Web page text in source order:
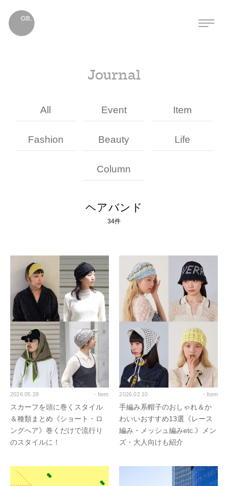
Journal
All Event Item
Fashion Beauty Life
Column
ヘアバンド
34件
2026.05.28 - Item
スカーフを頭に巻くスタイル
＆種類まとめ《ショート・ロ
ングへア》巻くだけで流行り
のスタイルに！
2026.02.10 - Item
手編み系帽子のおしゃれ＆か
わいいおすすめ13選《レース
編み・メッシュ編みetc.》メン
ズ・大人向けも紹介